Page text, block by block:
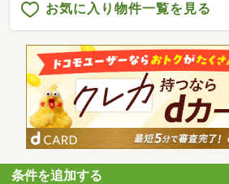
お気に入り物件一覧を見る
条件を追加する